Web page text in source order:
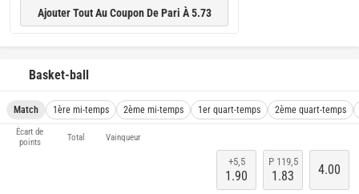
Ajouter Tout Au Coupon De Pari À 5.73
Basket-ball
Match 1ère mi-temps 2ème mi-temps 1er quart-temps 2ème quart-temps
Écart de
points
Total Vainqueur
+5,5
1.90
P 119,5
1.83 4.00